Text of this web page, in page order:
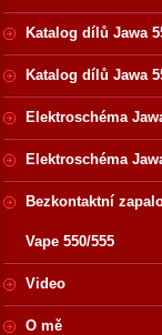
Katalog dílů Jawa
Katalog dílů Jawa
Elektroschéma
Elektroschéma
Bezkontaktní
Vape 550/555
Video
O mě